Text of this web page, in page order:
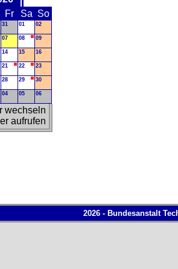
Fr Sa So
31 01 02
07 08 09
14 15 16
21 22 23
28 29 30
04 05 06
aufrufen
2026 - Bundesanstalt